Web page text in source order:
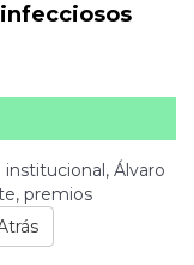
institucional, Álvaro
premios